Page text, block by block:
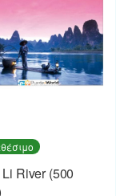
River (500